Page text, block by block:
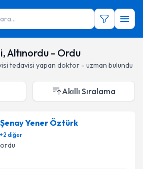
Altınordu - Ordu
tedavisi yapan doktor - uzman bulundu
Akıllı Sıralama
Yener Öztürk
+2 diğer